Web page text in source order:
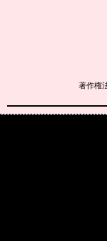
著作権